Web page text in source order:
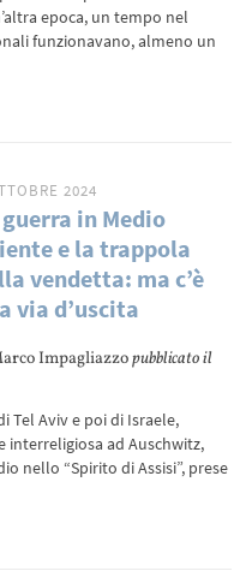
epoca, un tempo nel
funzionavano, almeno un
2024
guerra in Medio
e la trappola
vendetta: ma c’è
via d’uscita
Impagliazzopubblicato il
Tel Aviv e poi di Israele,
interreligiosa ad Auschwitz,
nello “Spirito di Assisi”, prese